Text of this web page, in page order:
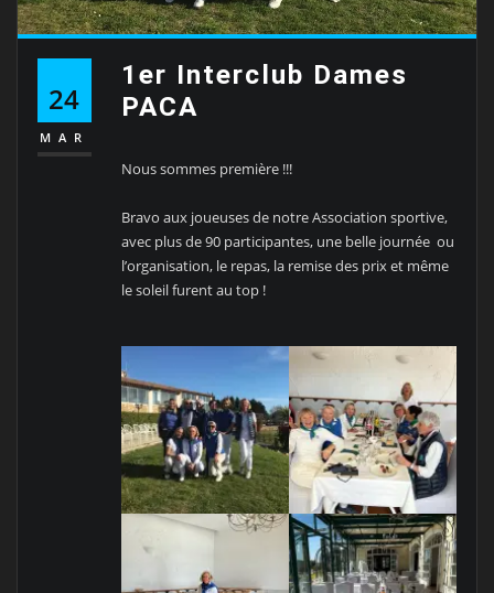
24
MAR
1er Interclub Dames
PACA
Nous sommes première !!!
Bravo aux joueuses de notre Association sportive,
avec plus de 90 participantes, une belle journée ou
l’organisation, le repas, la remise des prix et même
le soleil furent au top !